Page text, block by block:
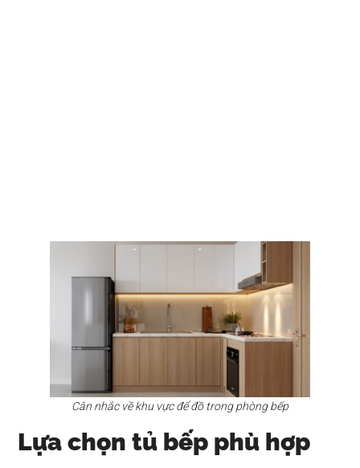
Cân nhắc về khu vực để đồ trong phòng bếp
Lựa chọn tủ bếp phù hợp